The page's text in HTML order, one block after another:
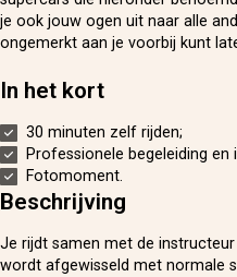
je ook jouw ogen uit naar alle
ongemerkt aan je voorbij kunt
In het kort
30 minuten zelf rijden;
Professionele begeleiding en
Fotomoment.
Beschrijving
Je rijdt samen met de
wordt afgewisseld met normale